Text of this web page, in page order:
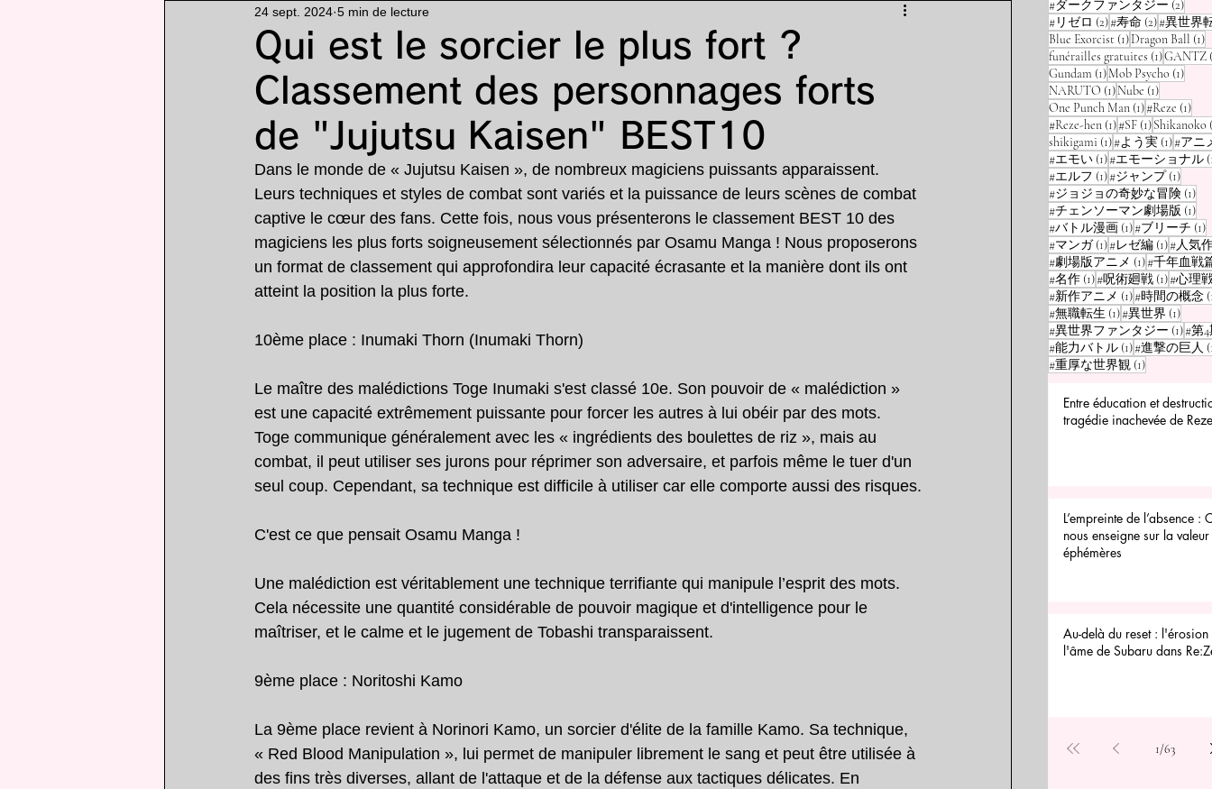
Particularité animé animé
Qui est le sorcier le plus fort ?
Classement des personnages forts
de "Jujutsu Kaisen" BEST10
24 sept. 2024 5 min de lecture
Dans le monde de « Jujutsu Kaisen », de nombreux magiciens puissants apparaissent.
Leurs techniques et styles de combat sont variés et la puissance de leurs scènes de combat
captive le cœur des fans. Cette fois, nous vous présenterons le classement BEST 10 des
magiciens les plus forts soigneusement sélectionnés par Osamu Manga ! Nous proposerons
un format de classement qui approfondira leur capacité écrasante et la manière dont ils ont
atteint la position la plus forte.
10ème place : Inumaki Thorn (Inumaki Thorn)
Le maître des malédictions Toge Inumaki s'est classé 10e. Son pouvoir de « malédiction »
est une capacité extrêmement puissante pour forcer les autres à lui obéir par des mots.
Toge communique généralement avec les « ingrédients des boulettes de riz », mais au
combat, il peut utiliser ses jurons pour réprimer son adversaire, et parfois même le tuer d'un
seul coup. Cependant, sa technique est difficile à utiliser car elle comporte aussi des risques.
C'est ce que pensait Osamu Manga !
Une malédiction est véritablement une technique terrifiante qui manipule l’esprit des mots.
Cela nécessite une quantité considérable de pouvoir magique et d'intelligence pour le
maîtriser, et le calme et le jugement de Tobashi transparaissent.
9ème place : Noritoshi Kamo
La 9ème place revient à Norinori Kamo, un sorcier d'élite de la famille Kamo. Sa technique,
« Red Blood Manipulation », lui permet de manipuler librement le sang et peut être utilisée à
des fins très diverses, allant de l'attaque et de la défense aux tactiques délicates. En
#ダークファンタジー (2)2
#リゼロ (2)2 posts
#寿命 (2)2 posts
#異世界
Blue Exorcist (1)1 post
Dragon Ball (1)
funérailles gratuites (1)1 post
GANTZ
Gundam (1)1 post
Mob Psycho (1)1 post
NARUTO (1)1 post
Nube (1)1 post
One Punch Man (1)1 post
#Reze (1)1
#Reze-hen (1)1 post
#SF (1)1 post
Shikanoko
shikigami (1)1 post
#よう実 (1)1 post
#アニ
#エモい (1)1 post
#エモーショナル
#エルフ (1)1 post
#ジャンプ (1)1 post
#ジョジョの奇妙な冒険 (1)1
#チェンソーマン劇場版 (1)1
#バトル漫画 (1)1 post
#ブリーチ (1)
#マンガ (1)1 post
#レゼ編 (1)1 post
#人気
#劇場版アニメ (1)1 post
#千年血戦
#名作 (1)1 post
#呪術廻戦 (1)1 post
#心理
#新作アニメ (1)1 post
#時間の概念
#無職転生 (1)1 post
#異世界 (1)1 post
#異世界ファンタジー (1)1 post
#第
#能力バトル (1)1 post
#進撃の巨人
#重厚な世界観 (1)1 post
Entre éducation et
tragédie inachevée de
L’empreinte de l’absence :
nous enseigne sur la
éphémères
Au-delà du reset :
l'âme de Subaru dans
1/63